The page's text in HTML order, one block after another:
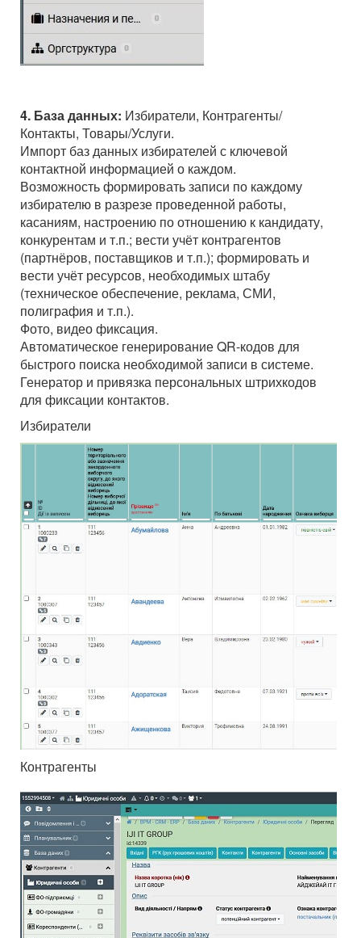
4. База данных: Избиратели, Контрагенты/
Контакты, Товары/Услуги.
Импорт баз данных избирателей с ключевой
контактной информацией о каждом.
Возможность формировать записи по каждому
избирателю в разрезе проведенной работы,
касаниям, настроению по отношению к кандидату,
конкурентам и т.п.; вести учёт контрагентов
(партнёров, поставщиков и т.п.); формировать и
вести учёт ресурсов, необходимых штабу
(техническое обеспечение, реклама, СМИ,
полиграфия и т.п.).
Фото, видео фиксация.
Автоматическое генерирование QR-кодов для
быстрого поиска необходимой записи в системе.
Генератор и привязка персональных штрихкодов
для фиксации контактов.
Избиратели
Контрагенты